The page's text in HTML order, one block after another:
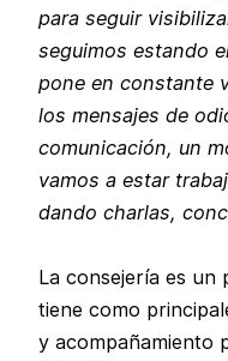
para seguir
seguimos estando
pone en constante
los mensajes de
comunicación, un
vamos a estar
dando charlas,
La consejería es
tiene como
y acompañamiento